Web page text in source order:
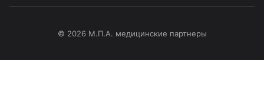
© 2026 М.П.А. медицинские партнеры